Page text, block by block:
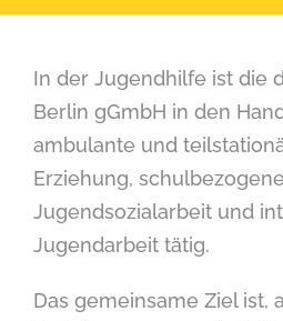
In der Jugendhilfe ist die
Berlin gGmbH in den
ambulante und
Erziehung,
Jugendsozialarbeit und
Jugendarbeit tätig.
Das gemeinsame Ziel ist,